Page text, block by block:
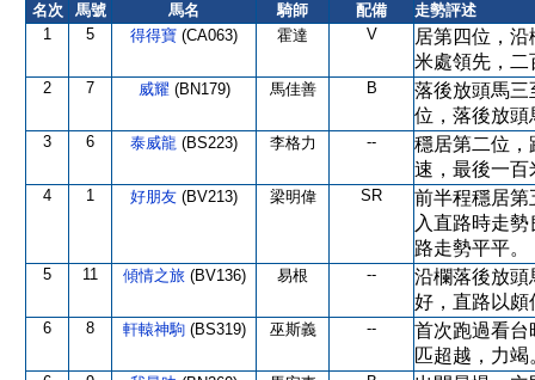
名次 馬號 馬名 騎師 配備
走勢評述
1
5 得得寶 (CA063) 霍達 V
居第四位，
米處領先，二
2 7 威耀 (BN179) 馬佳善 B
落後放頭馬三
位，落後放頭
3 6 泰威龍 (BS223) 李格力 --
穩居第二位，
速，最後一百
4 1 好朋友 (BV213) 梁明偉 SR
前半程穩居第
入直路時走
路走勢平平。
5 11 傾情之旅 (BV136) 易根 --
沿欄落後放頭
好，直路以頗
6 8 軒轅神駒 (BS319) 巫斯義 --
首次跑過看台
匹超越，力竭